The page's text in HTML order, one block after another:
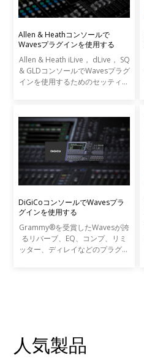
Allen & Heathコンソールで
Wavesプラグインを使用する
Allen & Heath iLive， dLive， SQ
& GLDコンソールでWavesプラグ
インを使用するためのセッティン
DiGiCoコンソールでWavesプラ
グインを使用する
Grammy®を受賞したWavesが誇
るリバーブ、EQ、コンプ、リミ
ッター、ディレイなどのプラグイ
人気製品